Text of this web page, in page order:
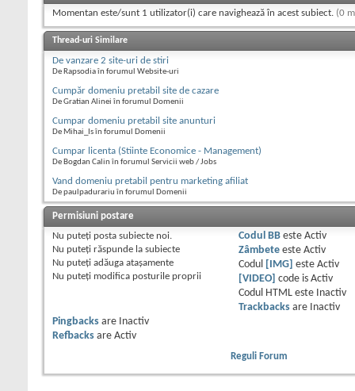
Momentan este/sunt 1 utilizator(i) care navighează în acest subiect. (0
Thread-uri Similare
De vanzare 2 site-uri de stiri
De Rapsodia în forumul Website-uri
Cumpăr domeniu pretabil site de cazare
De Gratian Alinei în forumul Domenii
Cumpar domeniu pretabil site anunturi
De Mihai_Is în forumul Domenii
Cumpar licenta (Stiinte Economice - Management)
De Bogdan Calin în forumul Servicii web / Jobs
Vand domeniu pretabil pentru marketing afiliat
De paulpadurariu în forumul Domenii
Permisiuni postare
Nu puteţi posta subiecte noi.
Nu puteţi răspunde la subiecte
Nu puteţi adăuga ataşamente
Nu puteţi modifica posturile proprii
Codul BBeste Activ
Zâmbeteeste Activ
Codul
[IMG] este Activ
[VIDEO]
code is Activ
Codul HTML este
Inactiv
Trackbacksare
Inactiv
Pingbacks are
Inactiv
Refbacks are Activ
Reguli Forum